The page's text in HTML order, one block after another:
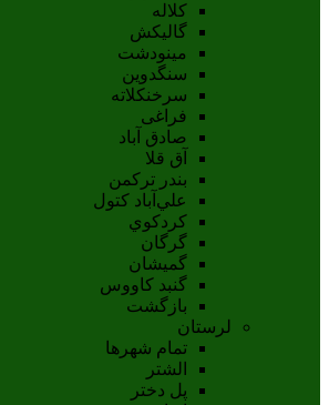
کلاله
گالیکش
مینودشت
سنگدوین
سرخنکلاته
فراغی
صادق آباد
آق قلا
بندر ترکمن
علي‌آباد کتول
کردکوي
گرگان
گميشان
گنبد کاووس
بازگشت
لرستان
تمام شهر‌ها
الشتر
پل دختر